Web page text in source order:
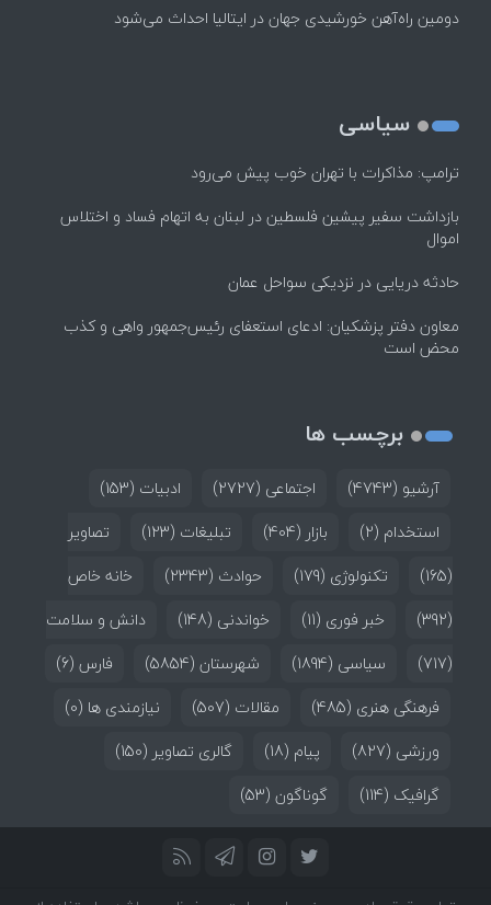
دومین راه‌آهن خورشیدی جهان در ایتالیا احداث می‌شود
سیاسی
ترامپ: مذاکرات با تهران خوب پیش می‌رود
بازداشت سفیر پیشین فلسطین در لبنان به اتهام فساد و اختلاس
اموال
حادثه دریایی در نزدیکی سواحل عمان
معاون دفتر پزشکیان: ادعای استعفای رئیس‌جمهور واهی و کذب
محض است
برچسب ها
آرشیو (4743) اجتماعی (2727) ادبیات (153)
استخدام (2) بازار (404) تبلیغات (123)
تصاویر
(165)
تکنولوژی (179) حوادث (2343)
خانه خاص
(392)
خبر فوری (11) خواندنی (148)
دانش و سلامت
(717)
سیاسی (1894) شهرستان (5854) فارس (6)
فرهنگی هنری (485) مقالات (507) نیازمندی ها (0)
ورزشی (827) پیام (18) گالری تصاویر (150)
گرافیک (114) گوناگون (53)